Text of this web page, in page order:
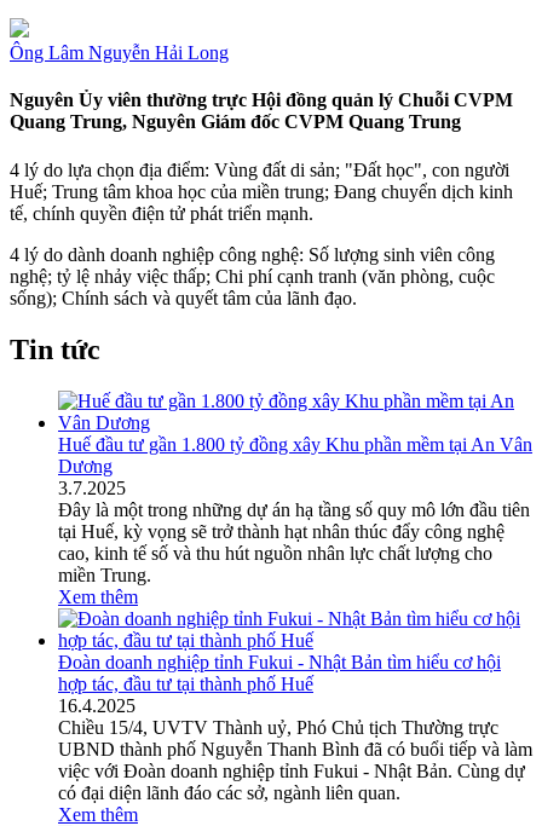
Ông Lâm Nguyễn Hải Long
Nguyên Ủy viên thường trực Hội đồng quản lý Chuỗi CVPM
Quang Trung, Nguyên Giám đốc CVPM Quang Trung
4 lý do lựa chọn địa điểm: Vùng đất di sản; "Đất học", con người
Huế; Trung tâm khoa học của miền trung; Đang chuyển dịch kinh
tế, chính quyền điện tử phát triển mạnh.
4 lý do dành doanh nghiệp công nghệ: Số lượng sinh viên công
nghệ; tỷ lệ nhảy việc thấp; Chi phí cạnh tranh (văn phòng, cuộc
sống); Chính sách và quyết tâm của lãnh đạo.
Tin tức
Huế đầu tư gần 1.800 tỷ đồng xây Khu phần mềm tại An Vân
Dương
3.7.2025
Đây là một trong những dự án hạ tầng số quy mô lớn đầu tiên
tại Huế, kỳ vọng sẽ trở thành hạt nhân thúc đẩy công nghệ
cao, kinh tế số và thu hút nguồn nhân lực chất lượng cho
miền Trung.
Xem thêm
Đoàn doanh nghiệp tỉnh Fukui - Nhật Bản tìm hiểu cơ hội
hợp tác, đầu tư tại thành phố Huế
16.4.2025
Chiều 15/4, UVTV Thành uỷ, Phó Chủ tịch Thường trực
UBND thành phố Nguyễn Thanh Bình đã có buổi tiếp và làm
việc với Đoàn doanh nghiệp tỉnh Fukui - Nhật Bản. Cùng dự
có đại diện lãnh đáo các sở, ngành liên quan.
Xem thêm